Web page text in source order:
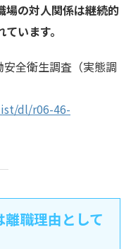
場の対人関係は継続的
います。
安全衛生調査（実態調
dl/r06-46-
職理由として